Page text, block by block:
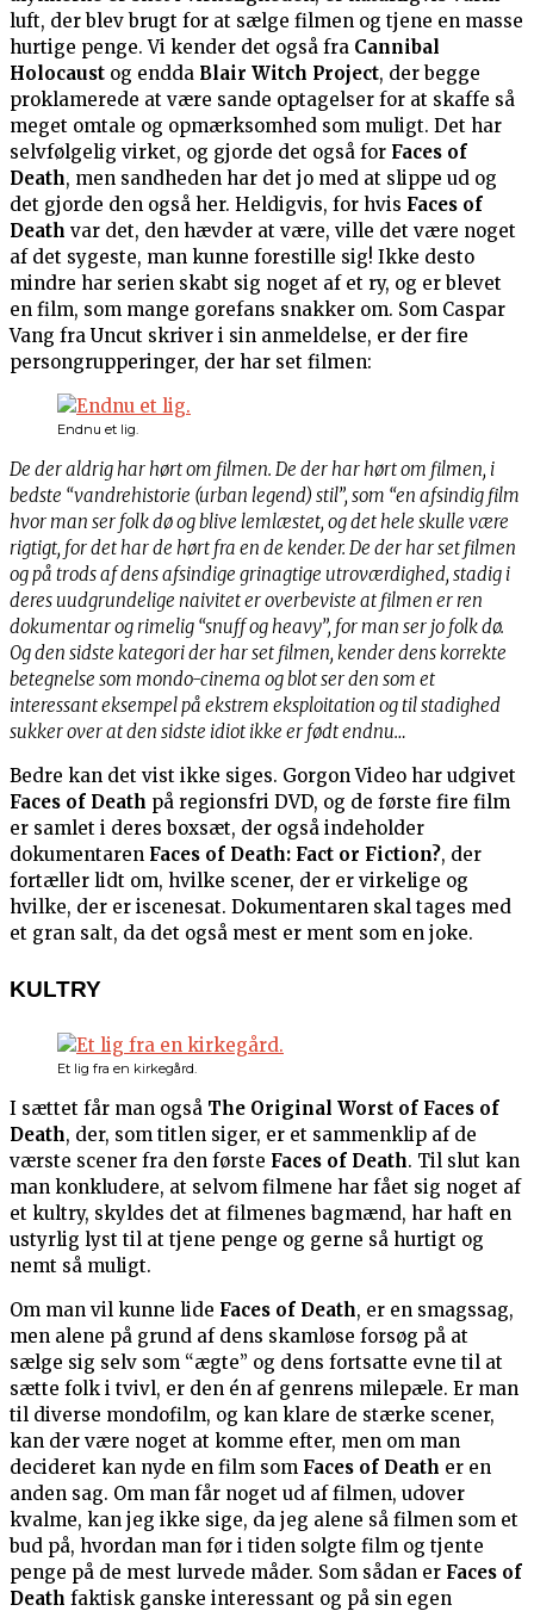
luft, der blev brugt for at sælge filmen og tjene en masse
hurtige penge. Vi kender det også fra Cannibal
Holocaust og endda Blair Witch Project, der begge
proklamerede at være sande optagelser for at skaffe så
meget omtale og opmærksomhed som muligt. Det har
selvfølgelig virket, og gjorde det også for Faces of
Death, men sandheden har det jo med at slippe ud og
det gjorde den også her. Heldigvis, for hvis Faces of
Death var det, den hævder at være, ville det være noget
af det sygeste, man kunne forestille sig! Ikke desto
mindre har serien skabt sig noget af et ry, og er blevet
en film, som mange gorefans snakker om. Som Caspar
Vang fra Uncut skriver i sin anmeldelse, er der fire
persongrupperinger, der har set filmen:
Endnu et lig.
De der aldrig har hørt om filmen. De der har hørt om filmen, i
bedste “vandrehistorie (urban legend) stil”, som “en afsindig film
hvor man ser folk dø og blive lemlæstet, og det hele skulle være
rigtigt, for det har de hørt fra en de kender. De der har set filmen
og på trods af dens afsindige grinagtige utroværdighed, stadig i
deres uudgrundelige naivitet er overbeviste at filmen er ren
dokumentar og rimelig “snuff og heavy”, for man ser jo folk dø.
Og den sidste kategori der har set filmen, kender dens korrekte
betegnelse som mondo-cinema og blot ser den som et
interessant eksempel på ekstrem eksploitation og til stadighed
sukker over at den sidste idiot ikke er født endnu…
Bedre kan det vist ikke siges. Gorgon Video har udgivet
Faces of Death på regionsfri DVD, og de første fire film
er samlet i deres boxsæt, der også indeholder
dokumentaren Faces of Death: Fact or Fiction?, der
fortæller lidt om, hvilke scener, der er virkelige og
hvilke, der er iscenesat. Dokumentaren skal tages med
et gran salt, da det også mest er ment som en joke.
KULTRY
Et lig fra en kirkegård.
I sættet får man også The Original Worst of Faces of
Death, der, som titlen siger, er et sammenklip af de
værste scener fra den første Faces of Death. Til slut kan
man konkludere, at selvom filmene har fået sig noget af
et kultry, skyldes det at filmenes bagmænd, har haft en
ustyrlig lyst til at tjene penge og gerne så hurtigt og
nemt så muligt.
Om man vil kunne lide Faces of Death, er en smagssag,
men alene på grund af dens skamløse forsøg på at
sælge sig selv som “ægte” og dens fortsatte evne til at
sætte folk i tvivl, er den én af genrens milepæle. Er man
til diverse mondofilm, og kan klare de stærke scener,
kan der være noget at komme efter, men om man
decideret kan nyde en film som Faces of Death er en
anden sag. Om man får noget ud af filmen, udover
kvalme, kan jeg ikke sige, da jeg alene så filmen som et
bud på, hvordan man før i tiden solgte film og tjente
penge på de mest lurvede måder. Som sådan er Faces of
Death faktisk ganske interessant og på sin egen